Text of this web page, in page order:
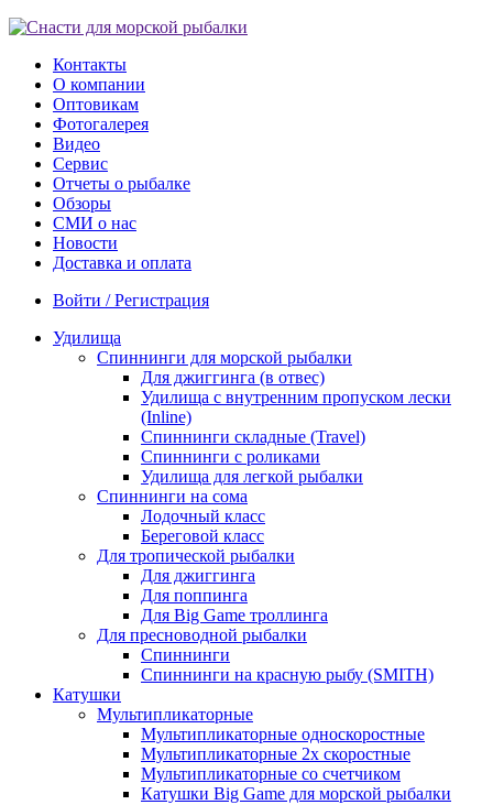
Контакты
О компании
Оптовикам
Фотогалерея
Видео
Сервис
Отчеты о рыбалке
Обзоры
СМИ о нас
Новости
Доставка и оплата
Войти / Регистрация
Удилища
Спиннинги для морской рыбалки
Для джиггинга (в отвес)
Удилища с внутренним пропуском лески
(Inline)
Спиннинги складные (Travel)
Спиннинги с роликами
Удилища для легкой рыбалки
Спиннинги на сома
Лодочный класс
Береговой класс
Для тропической рыбалки
Для джиггинга
Для поппинга
Для Big Game троллинга
Для пресноводной рыбалки
Спиннинги
Спиннинги на красную рыбу (SMITH)
Катушки
Мультипликаторные
Мультипликаторные односкоростные
Мультипликаторные 2х скоростные
Мультипликаторные со счетчиком
Катушки Big Game для морской рыбалки